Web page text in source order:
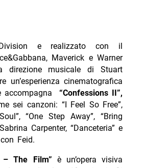
e realizzato con il
Maverick e Warner
direzione musicale di Stuart
un’esperienza cinematografica
accompagna“Confessions II”,
sei canzoni: “I Feel So Free”,
“One Step Away”, “Bring
Carpenter, “Danceteria” e
Feid.
– The Film” è un’opera visiva